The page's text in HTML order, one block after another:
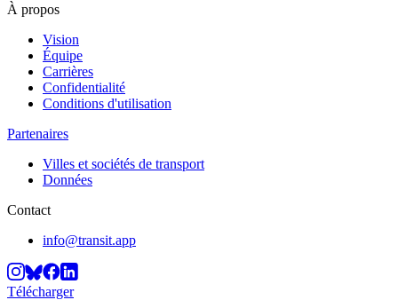
À propos
Vision
Équipe
Carrières
Confidentialité
Conditions d'utilisation
Partenaires
Villes et sociétés de transport
Données
Contact
info@transit.app
Télécharger